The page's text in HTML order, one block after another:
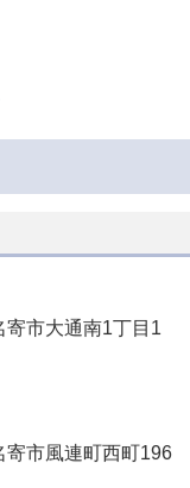
市大通南1丁目1
寄市風連町西町196